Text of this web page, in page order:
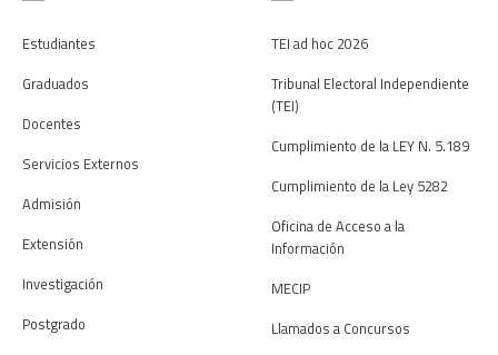
Estudiantes
Graduados
Docentes
Servicios Externos
Admisión
Extensión
Investigación
Postgrado
TEI ad hoc 2026
Tribunal Electoral Independiente
(TEI)
Cumplimiento de la LEY N. 5.189
Cumplimiento de la Ley 5282
Oficina de Acceso a la
Información
MECIP
Llamados a Concursos